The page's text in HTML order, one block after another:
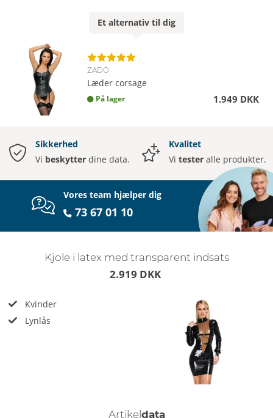
Et alternativ til dig
ZADO
Læder corsage
På lager 1.949 DKK
Sikkerhed
Vi beskytter dine data.
Kvalitet
Vi tester alle produkter.
Vores team hjælper dig
73 67 01 10
Kjole i latex med transparent indsats
2.919 DKK
Kvinder
Lynlås
Artikeldata